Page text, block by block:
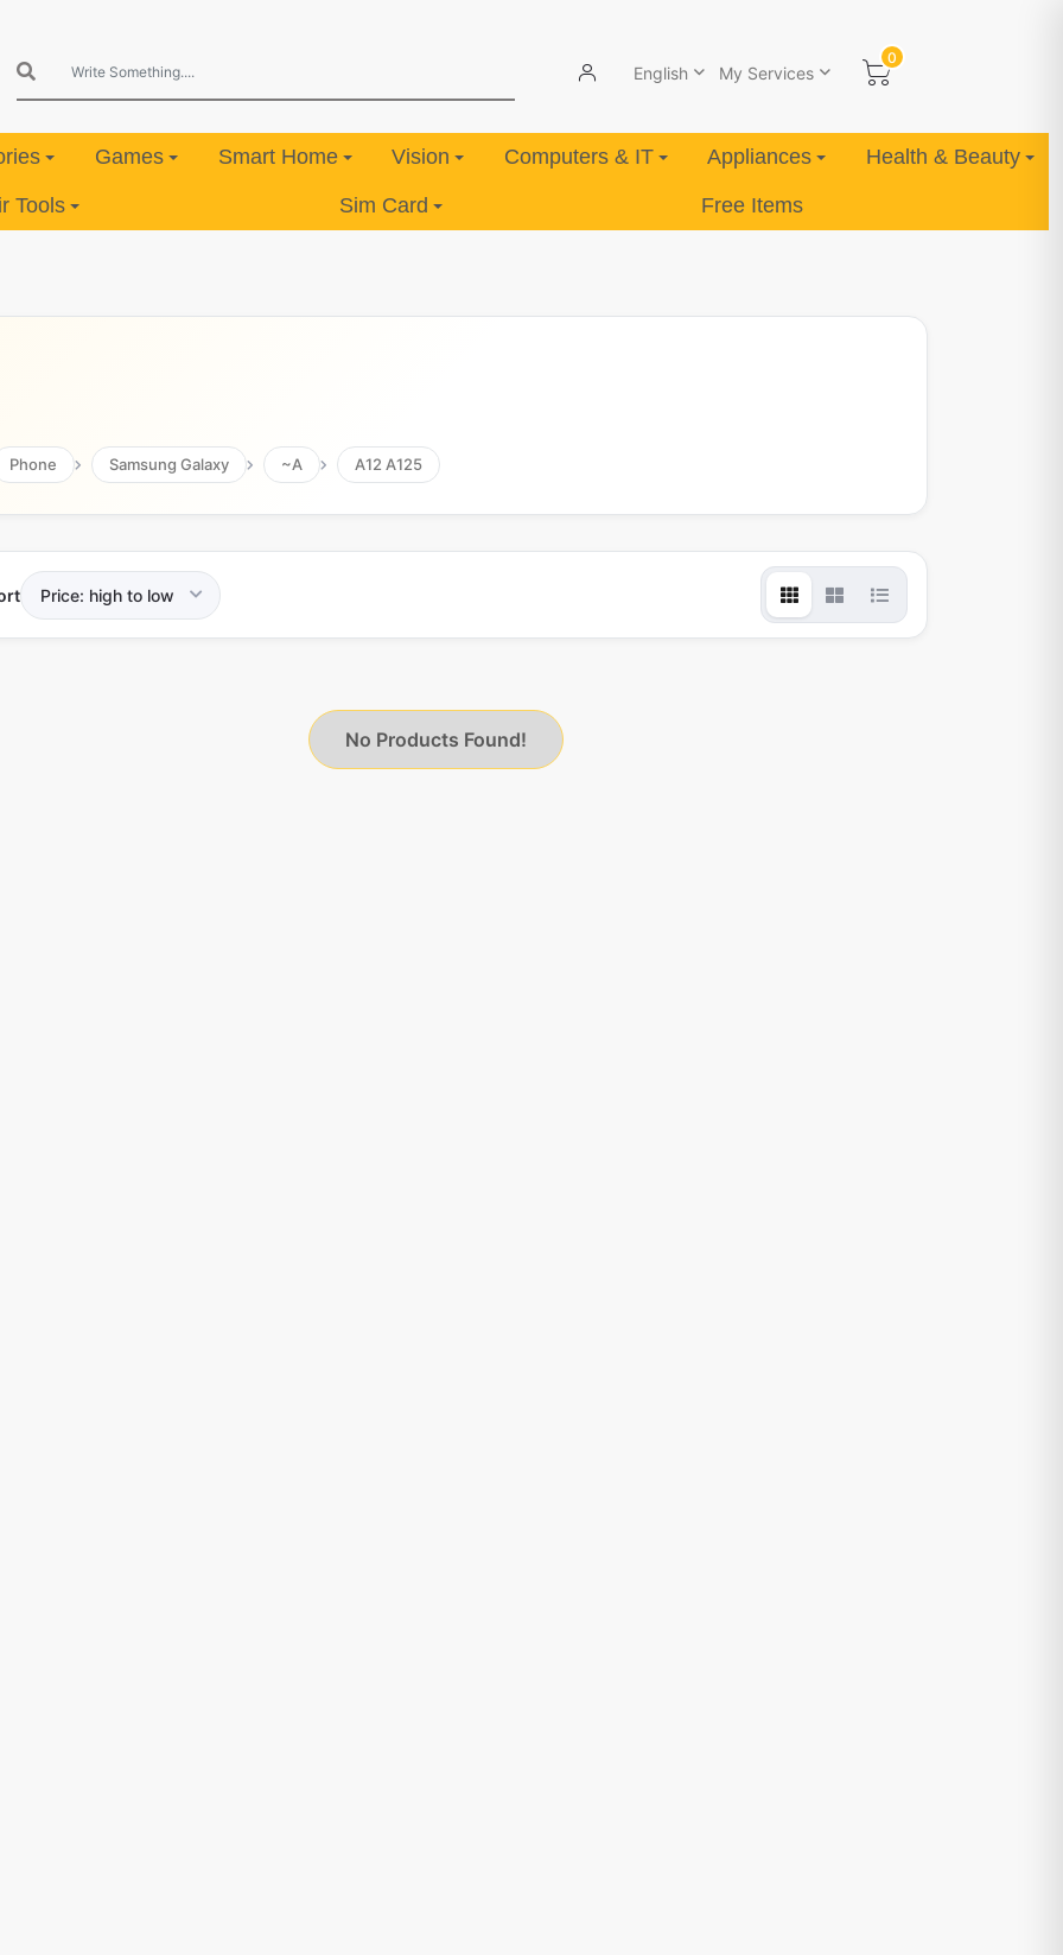
English My Services
0
Games Smart Home Vision Computers & IT Appliances Health & Beauty
Tools Sim Card Free Items
Phone Samsung Galaxy ~A A12 A125
No Products Found!